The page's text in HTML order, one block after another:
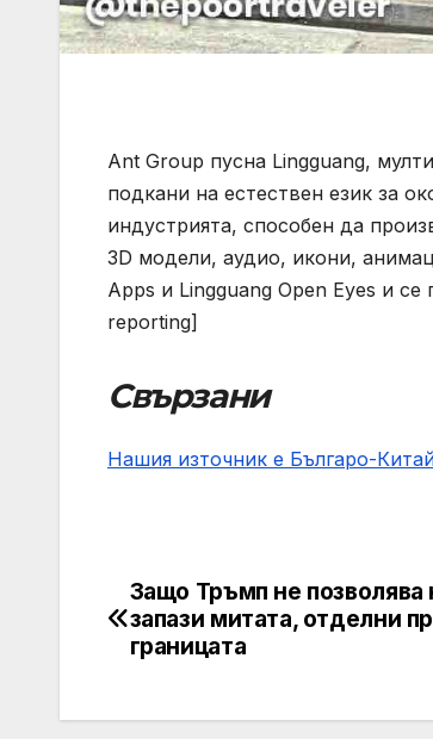
Ant Group пусна Lingguang,
подкани на естествен език за
индустрията, способен да
3D модели, аудио, икони,
Apps и Lingguang Open Eyes и
reporting]
Свързани
Нашия източник е Българо-
Post
navigation
Защо Тръмп не позволява
запази митата, отделни
границата